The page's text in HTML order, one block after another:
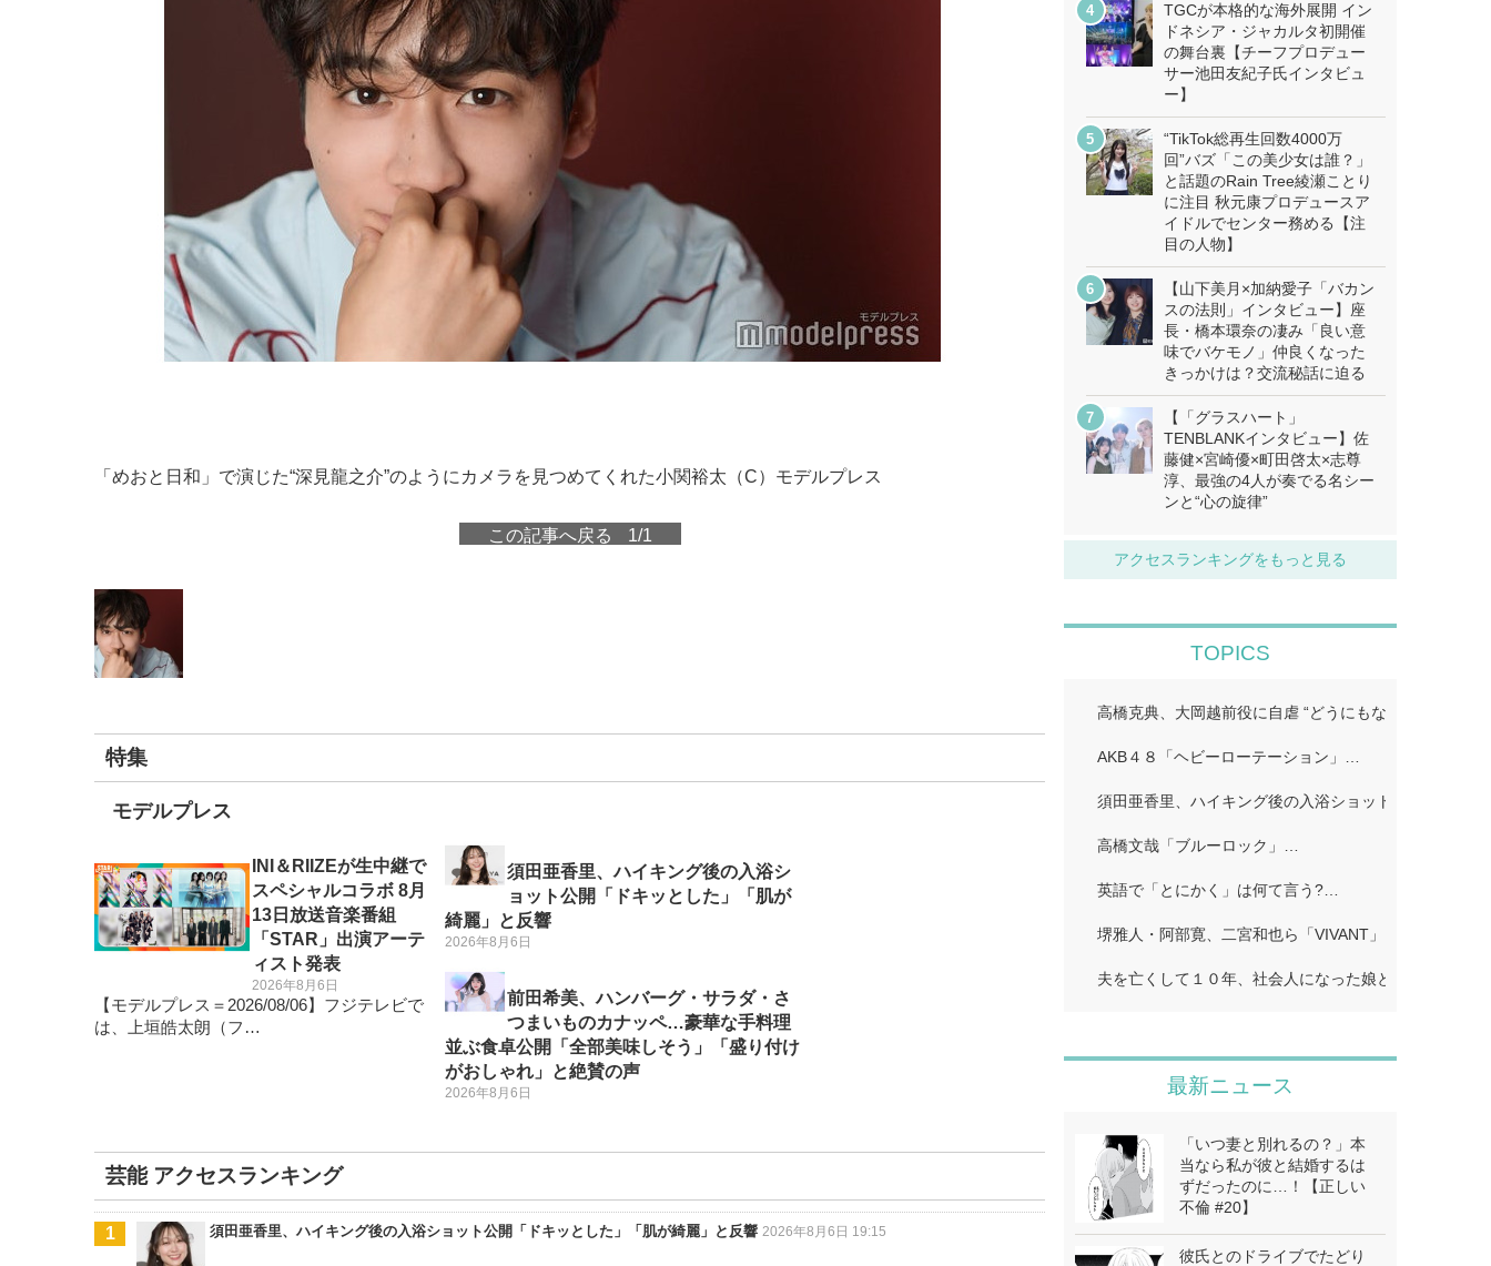
「めおと日和」で演じた“深見龍之介”のようにカメラを見つめてくれた小関裕太（C）モデルプレス
この記事へ戻る 1/1
特集
モデルプレス
INI＆RIIZEが生中継で
スペシャルコラボ 8月
13日放送音楽番組
「STAR」出演アーテ
ィスト発表
2026年8月6日
【モデルプレス＝2026/08/06】フジテレビで
は、上垣皓太朗（フ…
須田亜香里、ハイキング後の入浴シ
ョット公開「ドキッとした」「肌が
綺麗」と反響
2026年8月6日
前田希美、ハンバーグ・サラダ・さ
つまいものカナッペ…豪華な手料理
並ぶ食卓公開「全部美味しそう」「盛り付け
がおしゃれ」と絶賛の声
2026年8月6日
芸能 アクセスランキング
須田亜香里、ハイキング後の入浴ショット公開「ドキッとした」「肌が綺麗」と反響 2026年8月6日 19:15
TGCが本格的な海外展開 イン
ドネシア・ジャカルタ初開催
の舞台裏【チーフプロデュー
サー池田友紀子氏インタビュ
ー】
“TikTok総再生回数4000万
回”バズ「この美少女は誰？」
と話題のRain Tree綾瀬ことり
に注目 秋元康プロデュースア
イドルでセンター務める【注
目の人物】
【山下美月×加納愛子「バカン
スの法則」インタビュー】座
長・橋本環奈の凄み「良い意
味でバケモノ」仲良くなった
きっかけは？交流秘話に迫る
【「グラスハート」
TENBLANKインタビュー】佐
藤健×宮崎優×町田啓太×志尊
淳、最強の4人が奏でる名シー
ンと“心の旋律”
アクセスランキングをもっと見る
TOPICS
高橋克典、大岡越前役に自虐 “どうにもならないポイ
AKB４８「ヘビーローテーション」…
須田亜香里、ハイキング後の入浴ショット公開「ドキ
高橋文哉「ブルーロック」…
英語で「とにかく」は何て言う?…
堺雅人・阿部寛、二宮和也ら「VIVANT」…
夫を亡くして１０年、社会人になった娘とふたり暮ら
最新ニュース
「いつ妻と別れるの？」本
当なら私が彼と結婚するは
ずだったのに…！【正しい
不倫 #20】
彼氏とのドライブでたどり